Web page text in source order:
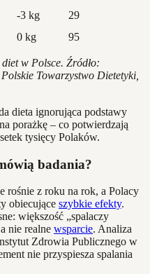
-3 kg
29
0 kg 95
w Polsce. Źródło:
Towarzystwo Dietetyki,
dieta ignorująca podstawy
porażkę – co potwierdzają
tysięcy Polaków.
badania?
rośnie z roku na rok, a Polacy
obiecujące szybkie efekty.
większość „spalaczy
nie realne wsparcie. Analiza
Zdrowia Publicznego w
nie przyspiesza spalania